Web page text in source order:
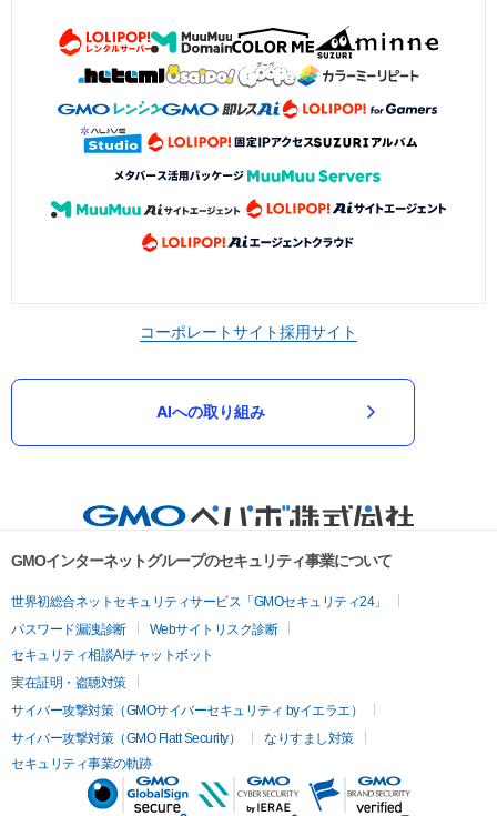
コーポレートサイト採用サイト
AIへの取り組み
GMOインターネットグループのセキュリティ事業について
世界初総合ネットセキュリティサービス「GMOセキュリティ24」
パスワード漏洩診断
Webサイトリスク診断
セキュリティ相談AIチャットボット
実在証明・盗聴対策
サイバー攻撃対策（GMOサイバーセキュリティ byイエラエ）
サイバー攻撃対策（GMO Flatt Security）
なりすまし対策
セキュリティ事業の軌跡